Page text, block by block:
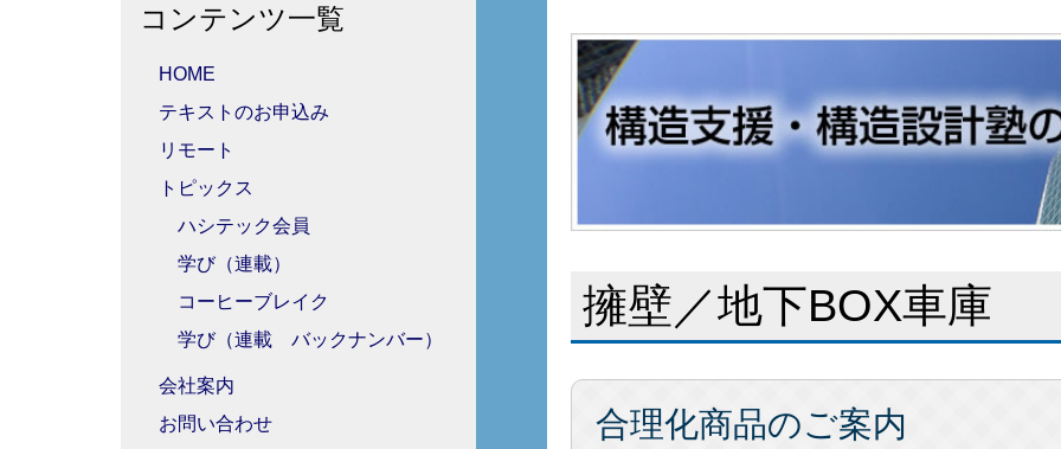
擁壁／地下BOX車庫
合理化商品のご案内
コンテンツ一覧
HOME
テキストのお申込み
リモート
トピックス
ハシテック会員
学び（連載）
コーヒーブレイク
学び（連載 バックナンバー）
会社案内
お問い合わせ